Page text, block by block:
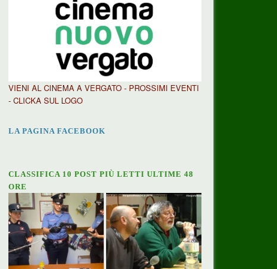
VIENI AL CINEMA A VERGATO - PROSSIMI EVENTI
- CLICKA SUL LOGO
LA PAGINA FACEBOOK
CLASSIFICA 10 POST PIÙ LETTI ULTIME 48
ORE